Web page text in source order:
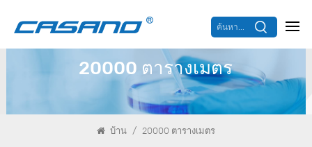
ค้นหา...
20000 ตารางเมตร
บ้าน / 20000 ตารางเมตร